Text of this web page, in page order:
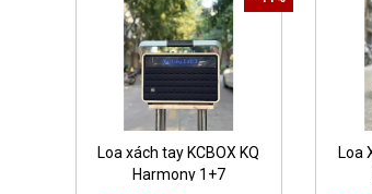
Loa xách tay KCBOX KQ
Harmony 1+7
Loa